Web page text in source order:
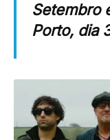
Setembro
Porto, dia